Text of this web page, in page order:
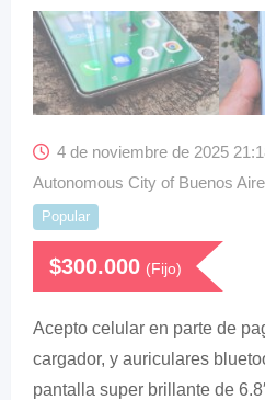
4 de noviembre de 2025
Autonomous City of Buenos
Popular
$300.000 (Fijo)
Acepto celular en parte de
cargador, y auriculares
pantalla super brillante de